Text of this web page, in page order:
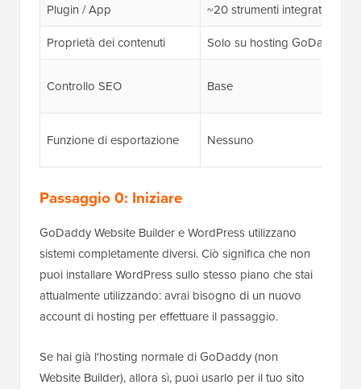
Plugin / App
~20 strumenti integrati
Proprietà dei contenuti
Solo su hosting GoDaddy
Controllo SEO Base
Funzione di esportazione Nessuno
Passaggio 0: Iniziare
GoDaddy Website Builder e WordPress utilizzano
sistemi completamente diversi. Ciò significa che non
puoi installare WordPress sullo stesso piano che stai
attualmente utilizzando: avrai bisogno di un nuovo
account di hosting per effettuare il passaggio.
Se hai già l'hosting normale di GoDaddy (non
Website Builder), allora sì, puoi usarlo per il tuo sito